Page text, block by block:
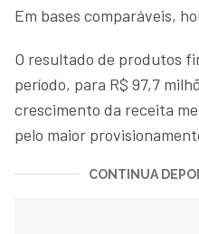
Em bases comparáveis,
O resultado de produtos
período, para R$ 97,7
crescimento da receita
pelo maior
CONTINUA